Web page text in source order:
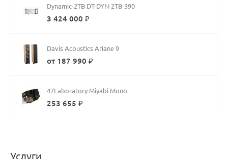
Dynamic-2TB DT-DYN-2TB-390
3 424 000 ₽
Davis Acoustics Ariane 9
от 187 990 ₽
47Laboratory Miyabi Mono
253 655 ₽
Услуги